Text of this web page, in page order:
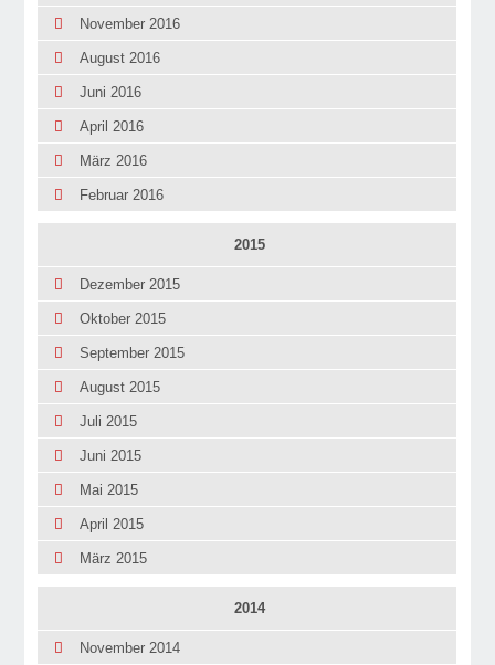
November 2016
August 2016
Juni 2016
April 2016
März 2016
Februar 2016
2015
Dezember 2015
Oktober 2015
September 2015
August 2015
Juli 2015
Juni 2015
Mai 2015
April 2015
März 2015
2014
November 2014